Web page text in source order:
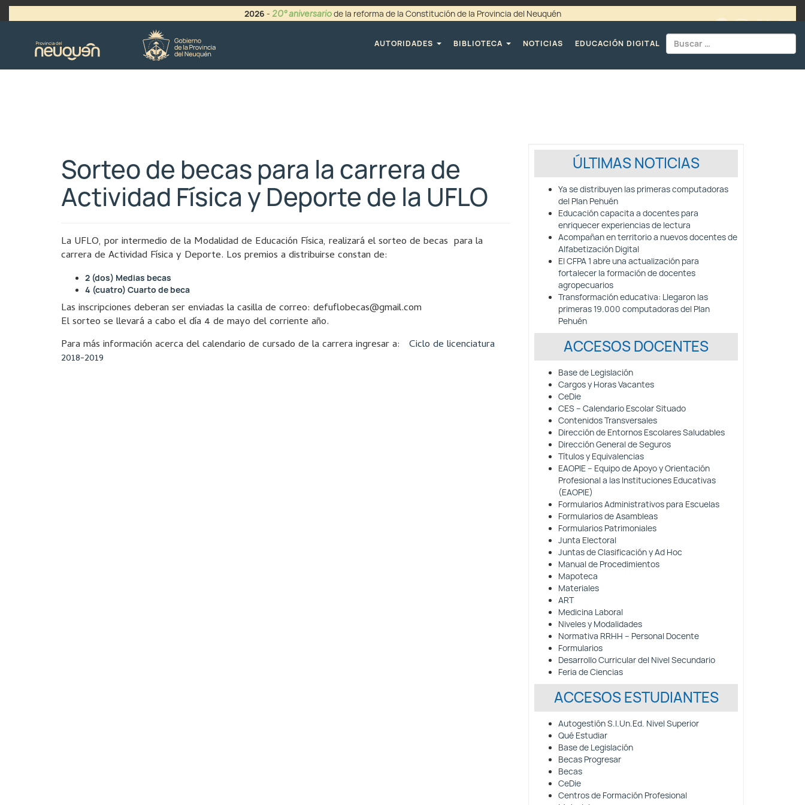
2026 - 20° aniversariode la reforma de la Constitución de la Provincia del Neuquén
AUTORIDADES
BIBLIOTECA NOTICIAS EDUCACIÓN DIGITAL
Sorteo de becas para la carrera de
Actividad Física y Deporte de la UFLO
La UFLO, por intermedio de la Modalidad de Educación Física, realizará el sorteo de becas para la
carrera de Actividad Física y Deporte. Los premios a distribuirse constan de:
2 (dos) Medias becas
4 (cuatro) Cuarto de beca
Las inscripciones deberan ser enviadas la casilla de correo: defuflobecas@gmail.com
El sorteo se llevará a cabo el día 4 de mayo del corriente año.
Para más información acerca del calendario de cursado de la carrera ingresar a: Ciclo de licenciatura
2018-2019
ÚLTIMAS NOTICIAS
Ya se distribuyen las primeras computadoras
del Plan Pehuén
Educación capacita a docentes para
enriquecer experiencias de lectura
Acompañan en territorio a nuevos docentes de
Alfabetización Digital
El CFPA 1 abre una actualización para
fortalecer la formación de docentes
agropecuarios
Transformación educativa: Llegaron las
primeras 19.000 computadoras del Plan
Pehuén
ACCESOS DOCENTES
Base de Legislación
Cargos y Horas Vacantes
CeDie
CES – Calendario Escolar Situado
Contenidos Transversales
Dirección de Entornos Escolares Saludables
Dirección General de Seguros
Títulos y Equivalencias
EAOPIE – Equipo de Apoyo y Orientación
Profesional a las Instituciones Educativas
(EAOPIE)
Formularios Administrativos para Escuelas
Formularios de Asambleas
Formularios Patrimoniales
Junta Electoral
Juntas de Clasificación y Ad Hoc
Manual de Procedimientos
Mapoteca
Materiales
ART
Medicina Laboral
Niveles y Modalidades
Normativa RRHH – Personal Docente
Formularios
Desarrollo Curricular del Nivel Secundario
Feria de Ciencias
ACCESOS ESTUDIANTES
Autogestión S.I.Un.Ed. Nivel Superior
Qué Estudiar
Base de Legislación
Becas Progresar
Becas
CeDie
Centros de Formación Profesional